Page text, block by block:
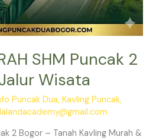
SHM Puncak 2
Wisata
Puncak Dua,Kavling Puncak,
2 Bogor – Tanah Kavling Murah &